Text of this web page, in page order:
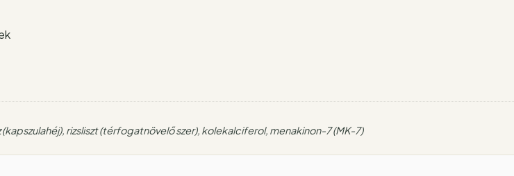
rizsliszt (térfogatnövelő szer), kolekalciferol, menakinon-7 (MK-7)